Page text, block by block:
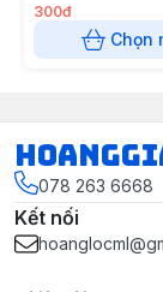
4G
300đ
Chọn
078 263 6668
Kết nối